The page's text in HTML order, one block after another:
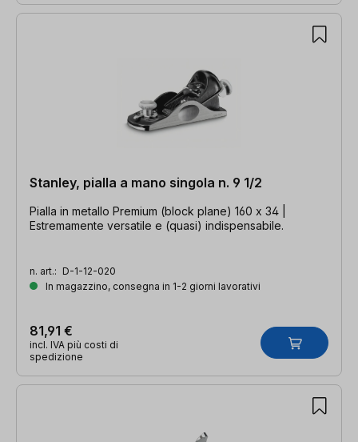
Stanley, pialla a mano singola n. 9 1/2
Pialla in metallo Premium (block plane) 160 x 34 |
Estremamente versatile e (quasi) indispensabile.
n. art.: D-1-12-020
In magazzino, consegna in 1-2 giorni lavorativi
81,91 €
incl. IVA più costi di
spedizione